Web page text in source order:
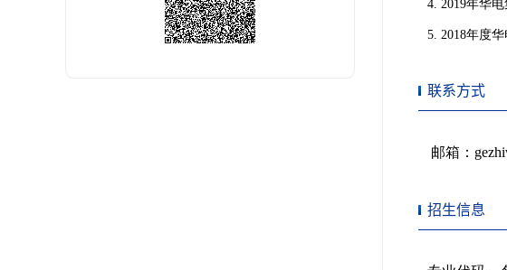
联系方式
招生信息